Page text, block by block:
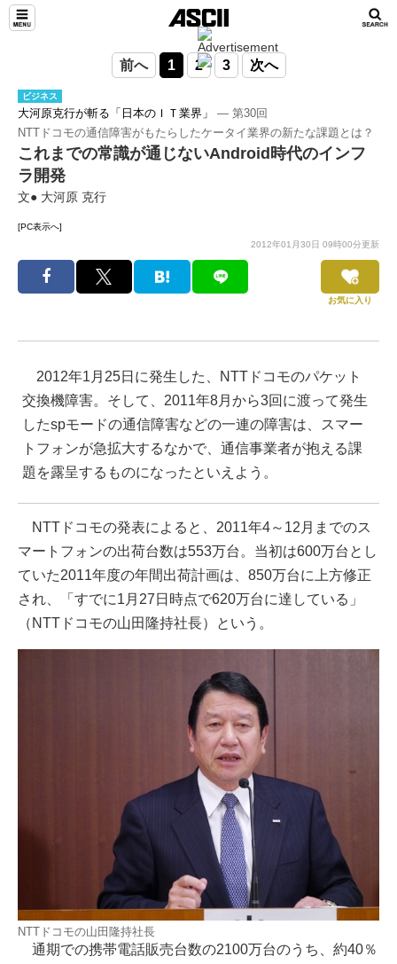
前へ 1 2 3 次へ
ビジネス
大河原克行が斬る「日本のＩＴ業界」 ― 第30回
NTTドコモの通信障害がもたらしたケータイ業界の新たな課題とは？
これまでの常識が通じないAndroid時代のインフ
ラ開発
文● 大河原 克行
[PC表示へ]
2012年01月30日 09時00分更新
お気に入り
2012年1月25日に発生した、NTTドコモのパケット
交換機障害。そして、2011年8月から3回に渡って発生
したspモードの通信障害などの一連の障害は、スマー
トフォンが急拡大するなかで、通信事業者が抱える課
題を露呈するものになったといえよう。
NTTドコモの発表によると、2011年4～12月までのス
マートフォンの出荷台数は553万台。当初は600万台とし
ていた2011年度の年間出荷計画は、850万台に上方修正
され、「すでに1月27日時点で620万台に達している」
（NTTドコモの山田隆持社長）という。
NTTドコモの山田隆持社長
通期での携帯電話販売台数の2100万台のうち、約40％